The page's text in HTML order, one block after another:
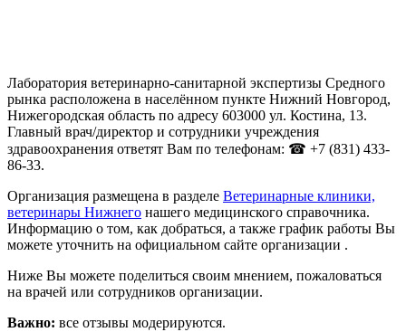
Лаборатория ветеринарно-санитарной экспертизы Средного
рынка расположена в населённом пункте Нижний Новгород,
Нижегородская область по адресу 603000 ул. Костина, 13.
Главный врач/директор и сотрудники учреждения
здравоохранения ответят Вам по телефонам: ☎ +7 (831) 433-
86-33.
Организация размещена в разделе Ветеринарные клиники,
ветеринары Нижнего нашего медицинского справочника.
Информацию о том, как добраться, а также график работы Вы
можете уточнить на официальном сайте организации .
Ниже Вы можете поделиться своим мнением, пожаловаться
на врачей или сотрудников организации.
Важно: все отзывы модерируются.